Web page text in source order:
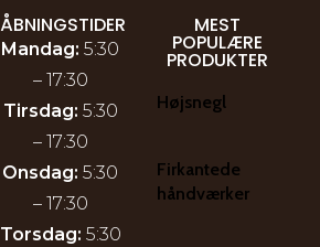
ÅBNINGSTIDER
Mandag: 5:30
– 17:30
Tirsdag: 5:30
– 17:30
Onsdag: 5:30
– 17:30
Torsdag: 5:30
MEST
POPULÆRE
PRODUKTER
Højsnegl
Firkantede
håndværker